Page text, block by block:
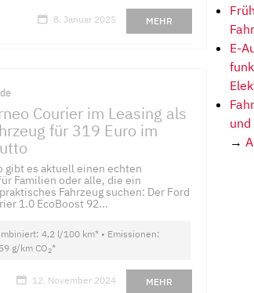
8. Januar 2025 MEHR
Courier im Leasing als
für 319 Euro im
gibt es aktuell einen echten
Familien oder alle, die ein
Fahrzeug suchen: Der Ford
1.0 EcoBoost 92...
4,2 l/100 km* • Emissionen:
g/km CO2*
12. November 2024 MEHR
E-
→